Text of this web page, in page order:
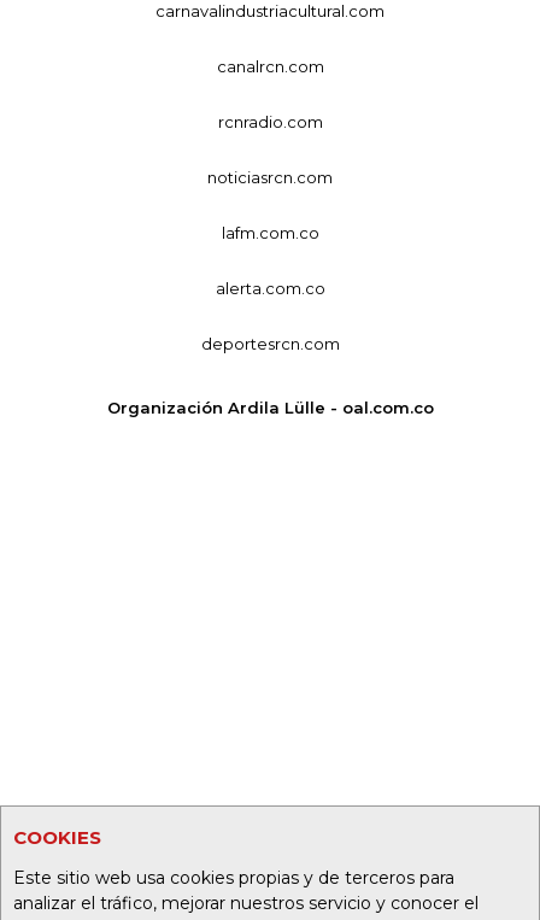
COOKIES
Este sitio web usa cookies propias y de terceros para
analizar el tráfico, mejorar nuestros servicio y conocer el
carnavalindustriacultural.com
canalrcn.com
rcnradio.com
noticiasrcn.com
lafm.com.co
alerta.com.co
deportesrcn.com
Organización Ardila Lülle - oal.com.co